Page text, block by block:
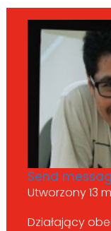
Send
Utworzony 13
Działający